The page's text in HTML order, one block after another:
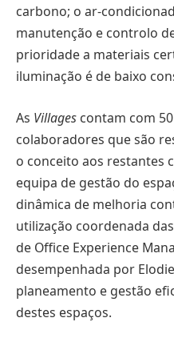
carbono; o ar-
manutenção e controlo
prioridade a materiais
iluminação é de baixo
As Villages contam com
colaboradores que são
o conceito aos restantes
equipa de gestão do
dinâmica de melhoria
utilização coordenada das
de Office Experience
desempenhada por
planeamento e gestão
destes espaços.